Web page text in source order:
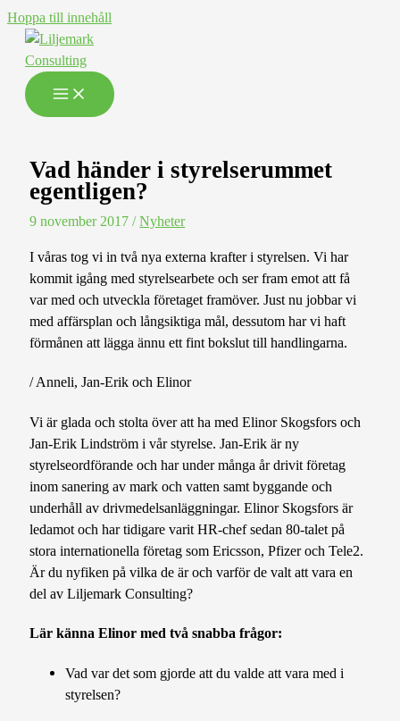
Hoppa till innehåll
Vad händer i styrelserummet
egentligen?
9 november 2017/Nyheter
I våras tog vi in två nya externa krafter i styrelsen. Vi har
kommit igång med styrelsearbete och ser fram emot att få
var med och utveckla företaget framöver. Just nu jobbar vi
med affärsplan och långsiktiga mål, dessutom har vi haft
förmånen att lägga ännu ett fint bokslut till handlingarna.
/ Anneli, Jan-Erik och Elinor
Vi är glada och stolta över att ha med Elinor Skogsfors och
Jan-Erik Lindström i vår styrelse. Jan-Erik är ny
styrelseordförande och har under många år drivit företag
inom sanering av mark och vatten samt byggande och
underhåll av drivmedelsanläggningar. Elinor Skogsfors är
ledamot och har tidigare varit HR-chef sedan 80-talet på
stora internationella företag som Ericsson, Pfizer och Tele2.
Är du nyfiken på vilka de är och varför de valt att vara en
del av Liljemark Consulting?
Lär känna Elinor med två snabba frågor:
Vad var det som gjorde att du valde att vara med i
styrelsen?